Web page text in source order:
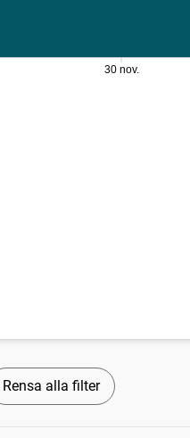
30 nov.
Rensa alla filter